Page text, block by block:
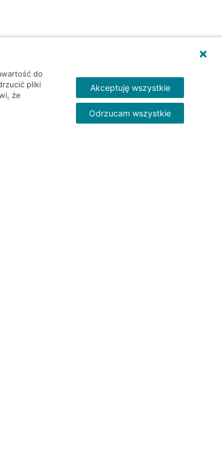
do
pliki
że
Akceptuję wszystkie
Odrzucam wszystkie